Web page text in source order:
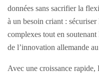
données sans sacrifier la
à un besoin criant :
complexes tout en
de l’innovation allemande
Avec une croissance